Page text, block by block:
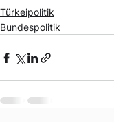
Türkeipolitik
Bundespolitik